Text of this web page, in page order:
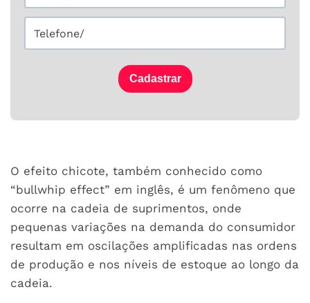
O efeito chicote, também conhecido como
“bullwhip effect” em inglês, é um fenômeno que
ocorre na cadeia de suprimentos, onde
pequenas variações na demanda do consumidor
resultam em oscilações amplificadas nas ordens
de produção e nos níveis de estoque ao longo da
cadeia.
Cadastrar